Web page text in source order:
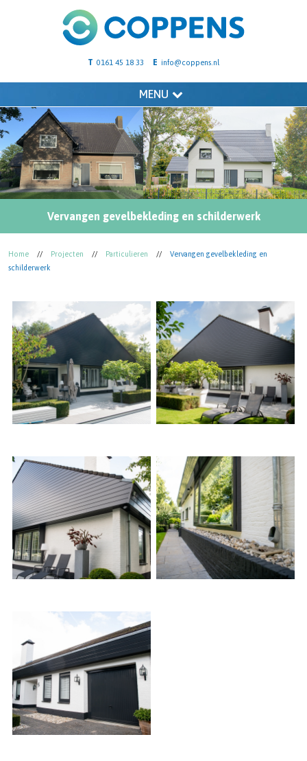
T 0161 45 18 33 E info@coppens.nl
MENU
Vervangen gevelbekleding en schilderwerk
Home // Projecten // Particulieren // Vervangen gevelbekleding en
schilderwerk